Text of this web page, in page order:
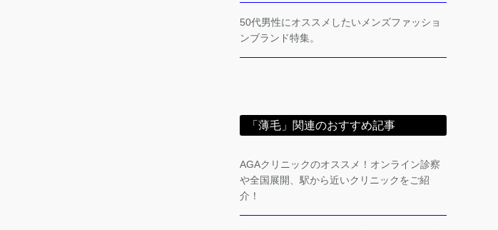
50代男性にオススメしたいメンズファッショ
ンブランド特集。
「薄毛」関連のおすすめ記事
AGAクリニックのオススメ！オンライン診察
や全国展開、駅から近いクリニックをご紹
介！